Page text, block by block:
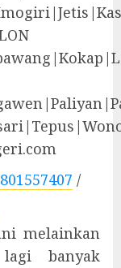
/
melainkan
banyak